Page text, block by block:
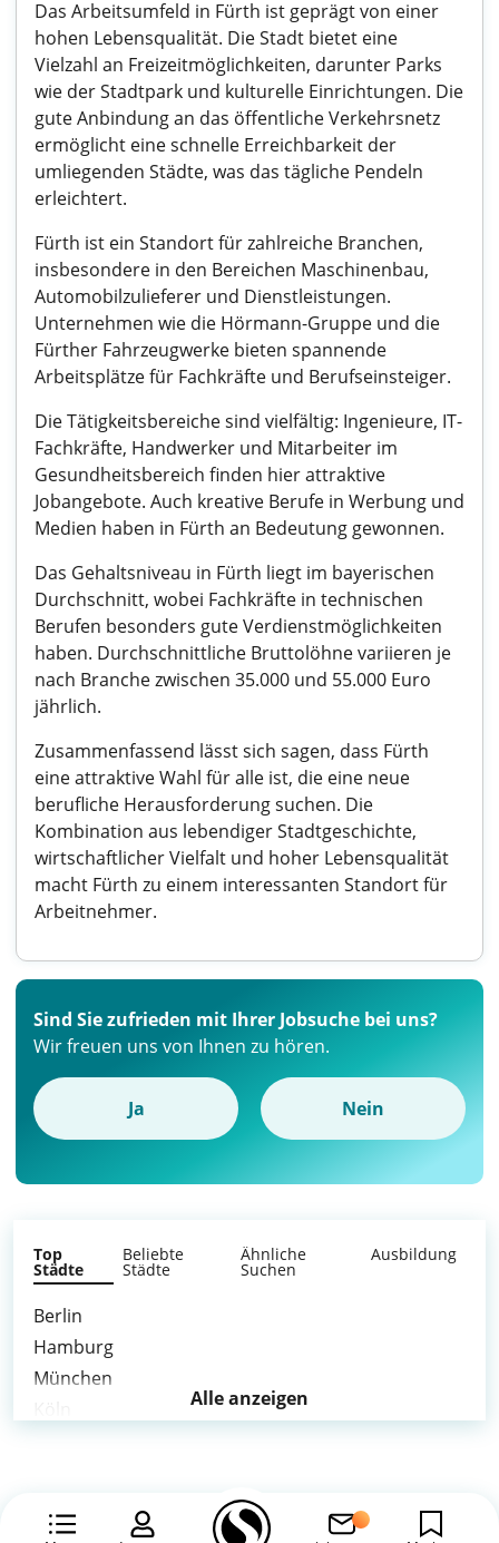
Das Arbeitsumfeld in Fürth ist geprägt von einer
hohen Lebensqualität. Die Stadt bietet eine
Vielzahl an Freizeitmöglichkeiten, darunter Parks
wie der Stadtpark und kulturelle Einrichtungen. Die
gute Anbindung an das öffentliche Verkehrsnetz
ermöglicht eine schnelle Erreichbarkeit der
umliegenden Städte, was das tägliche Pendeln
erleichtert.
Fürth ist ein Standort für zahlreiche Branchen,
insbesondere in den Bereichen Maschinenbau,
Automobilzulieferer und Dienstleistungen.
Unternehmen wie die Hörmann-Gruppe und die
Fürther Fahrzeugwerke bieten spannende
Arbeitsplätze für Fachkräfte und Berufseinsteiger.
Die Tätigkeitsbereiche sind vielfältig: Ingenieure, IT-
Fachkräfte, Handwerker und Mitarbeiter im
Gesundheitsbereich finden hier attraktive
Jobangebote. Auch kreative Berufe in Werbung und
Medien haben in Fürth an Bedeutung gewonnen.
Das Gehaltsniveau in Fürth liegt im bayerischen
Durchschnitt, wobei Fachkräfte in technischen
Berufen besonders gute Verdienstmöglichkeiten
haben. Durchschnittliche Bruttolöhne variieren je
nach Branche zwischen 35.000 und 55.000 Euro
jährlich.
Zusammenfassend lässt sich sagen, dass Fürth
eine attraktive Wahl für alle ist, die eine neue
berufliche Herausforderung suchen. Die
Kombination aus lebendiger Stadtgeschichte,
wirtschaftlicher Vielfalt und hoher Lebensqualität
macht Fürth zu einem interessanten Standort für
Arbeitnehmer.
Sind Sie zufrieden mit Ihrer Jobsuche bei uns?
Wir freuen uns von Ihnen zu hören.
Ja Nein
Top
Städte
Beliebte
Städte
Ähnliche
Suchen
Ausbildung
Berlin
Hamburg
München
Leipzig
Alle anzeigen